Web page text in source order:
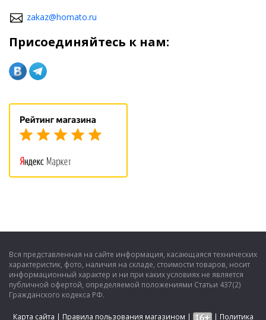
zakaz@homato.ru
Присоединяйтесь к нам:
Вся представленная на сайте информация, касающаяся технических
характеристик, фото, наличия на складе, стоимости товаров, носит
информационный характер и ни при каких условиях не является
публичной офертой, определяемой положениями Статьи 437(2)
Гражданского кодекса РФ.
Карта сайта | Правила пользования магазином | | Политика